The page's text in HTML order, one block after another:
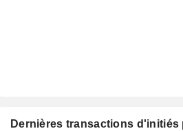
Dernières transactions d'initiés